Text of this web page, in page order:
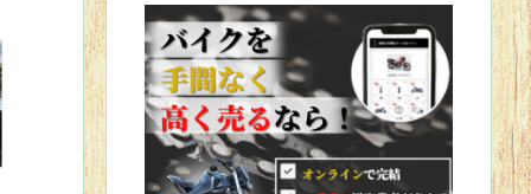
【CT125】ハンターカブのロ
ーシート選び！足つき改善と
乗り心地はどうか
断線した電熱ベストをDIYで
修理
【
い
ャ